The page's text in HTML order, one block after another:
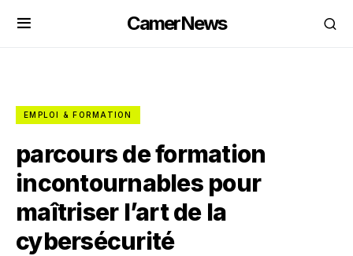
CamerNews
EMPLOI & FORMATION
parcours de formation
incontournables pour
maîtriser l’art de la
cybersécurité